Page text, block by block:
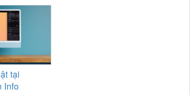
tại
Info